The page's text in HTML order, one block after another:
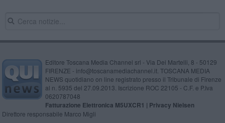
Editore Toscana Media Channel srl - Via Dei Martelli, 8 - 50129
FIRENZE - info@toscanamediachannel.it. TOSCANA MEDIA
NEWS quotidiano on line registrato presso il Tribunale di Firenze
al n. 5935 del 27.09.2013. Iscrizione ROC 22105 - C.F. e P.Iva
0620787048
Fatturazione Elettronica M5UXCR1 | Privacy Nielsen
Direttore responsabile Marco Migli